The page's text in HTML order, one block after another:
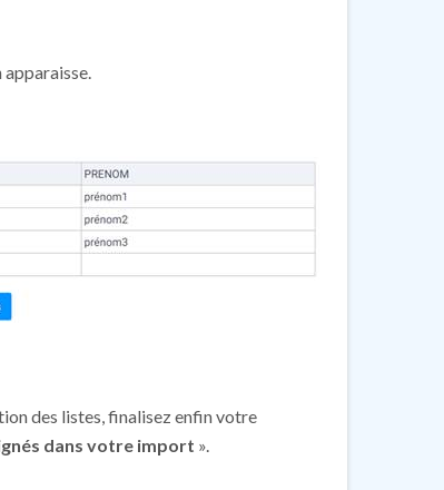
des listes, finalisez enfin votre
dans votre import ».